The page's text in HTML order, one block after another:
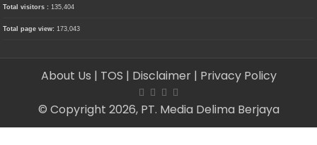
Total visitors :135,404
Total page view:173,043
About Us | TOS | Disclaimer | Privacy Policy
© Copyright 2026, PT. Media Delima Berjaya